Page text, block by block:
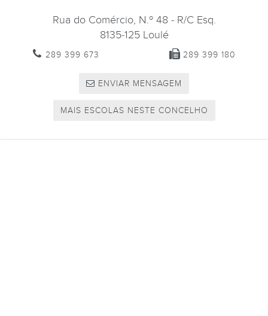
Rua do Comércio, N.º 48 - R/C Esq.
8135-125 Loulé
289 399 673 289 399 180
ENVIAR MENSAGEM
MAIS ESCOLAS NESTE CONCELHO